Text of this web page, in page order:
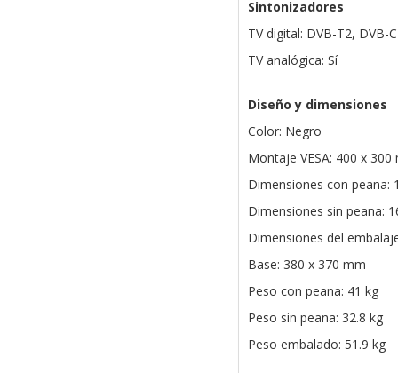
Sintonizadores
TV digital: DVB-T2, DVB-
TV analógica: Sí
Diseño y dimensiones
Color: Negro
Montaje VESA: 400 x 300
Dimensiones con peana:
Dimensiones sin peana:
Dimensiones del
Base: 380 x 370 mm
Peso con peana: 41 kg
Peso sin peana: 32.8 kg
Peso embalado: 51.9 kg